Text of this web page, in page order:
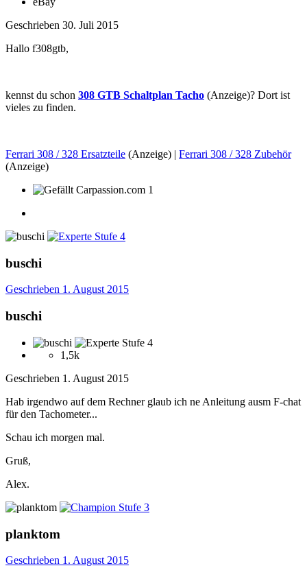
Geschrieben 30. Juli 2015
Hallo f308gtb,
kennst du schon 308 GTB Schaltplan Tacho (Anzeige)? Dort ist
vieles zu finden.
Ferrari 308 / 328 Ersatzteile (Anzeige) | Ferrari 308 / 328 Zubehör
(Anzeige)
1
buschi
Geschrieben 1. August 2015
buschi
1,5k
Geschrieben 1. August 2015
Hab irgendwo auf dem Rechner glaub ich ne Anleitung ausm F-chat
für den Tachometer...
Schau ich morgen mal.
Gruß,
Alex.
planktom
Geschrieben 1. August 2015